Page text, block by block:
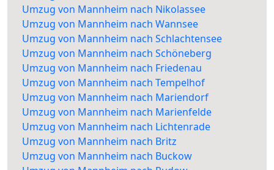
Umzug von Mannheim nach Nikolassee
Umzug von Mannheim nach Wannsee
Umzug von Mannheim nach Schlachtensee
Umzug von Mannheim nach Schöneberg
Umzug von Mannheim nach Friedenau
Umzug von Mannheim nach Tempelhof
Umzug von Mannheim nach Mariendorf
Umzug von Mannheim nach Marienfelde
Umzug von Mannheim nach Lichtenrade
Umzug von Mannheim nach Britz
Umzug von Mannheim nach Buckow